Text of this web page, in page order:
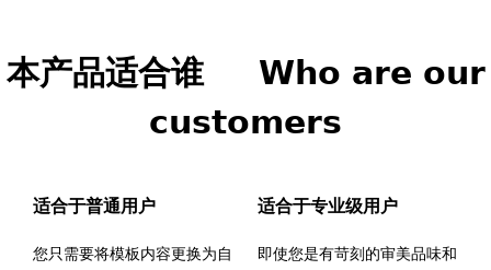
本产品适合谁 Who are our
customers
适合于普通用户
您只需要将模板内容更换为自
适合于专业级用户
即使您是有苛刻的审美品味和